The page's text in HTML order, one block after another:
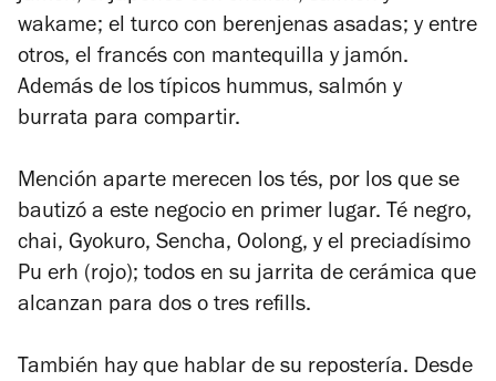
wakame; el turco con berenjenas asadas; y entre
otros, el francés con mantequilla y jamón.
Además de los típicos hummus, salmón y
burrata para compartir.
Mención aparte merecen los tés, por los que se
bautizó a este negocio en primer lugar. Té negro,
chai, Gyokuro, Sencha, Oolong, y el preciadísimo
Pu erh (rojo); todos en su jarrita de cerámica que
alcanzan para dos o tres refills.
También hay que hablar de su repostería. Desde